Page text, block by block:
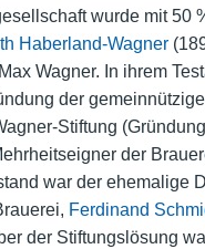
wurde mit 50
Haberland-Wagner
Wagner. In ihrem
der
Stiftung
der
war der ehemalige
Ferdinand
der Stiftungslösung